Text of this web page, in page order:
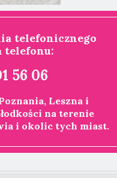
telefonicznego
telefonu:
56 06
Leszna i
na terenie
i okolic tych miast.